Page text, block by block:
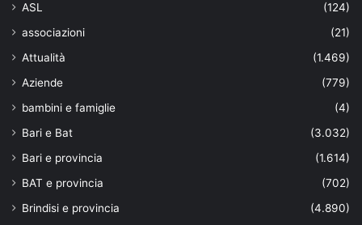
ASL
(124)
associazioni
(21)
Attualità
(1.469)
Aziende
(779)
bambini e famiglie
(4)
Bari e Bat
(3.032)
Bari e provincia
(1.614)
BAT e provincia
(702)
Brindisi e provincia
(4.890)